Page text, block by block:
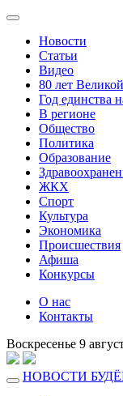
Новости
Статьи
Видео
80 лет
Год единства
В регионе
Общество
Политика
Образование
ЖКХ
Спорт
Культура
Экономика
Происшествия
Афиша
Конкурсы
О нас
Контакты
Воскресенье 9
НОВОСТИ